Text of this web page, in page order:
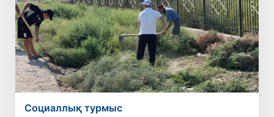
Социаллық турмыс